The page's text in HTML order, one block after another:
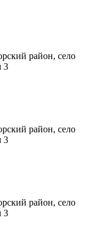
район, село
3
район, село
3
район, село
3